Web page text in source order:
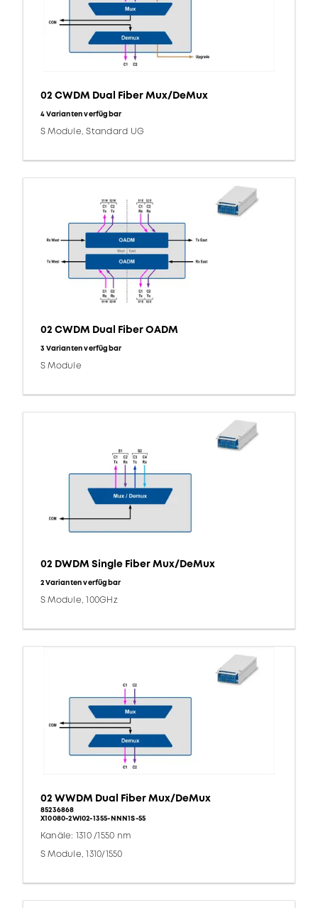
02 CWDM Dual Fiber Mux/DeMux
4 Varianten verfügbar
S Module, Standard UG
02 CWDM Dual Fiber OADM
3 Varianten verfügbar
S Module
02 DWDM Single Fiber Mux/DeMux
2 Varianten verfügbar
S Module, 100GHz
02 WWDM Dual Fiber Mux/DeMux
85236868
X10080-2WI02-1355-NNN1S-55
Kanäle: 1310 /1550 nm
S Module, 1310/1550